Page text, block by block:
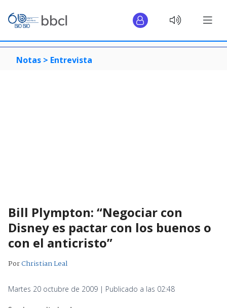
Notas > Entrevista
Bill Plympton: “Negociar con
Disney es pactar con los buenos o
con el anticristo”
PorChristian Leal
Martes 20 octubre de 2009 | Publicado a las 02:48